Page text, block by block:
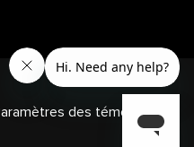
et
des témoins